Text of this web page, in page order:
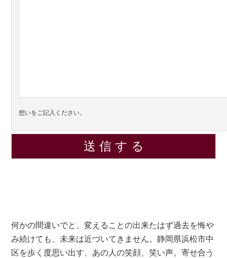
想いをご記入ください。
何かの間違いでと、変えることの出来たはず過去を悔や
み続けても、未来は近づいてきません。静岡県浜松市中
区を歩く度思い出す、あの人の笑顔、笑い声。寄せ合う